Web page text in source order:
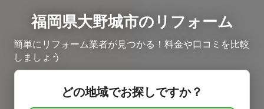
福岡県大野城市のリフォーム
簡単にリフォーム業者が見つかる！料金や口コミを比較
しましょう
どの地域でお探しですか？